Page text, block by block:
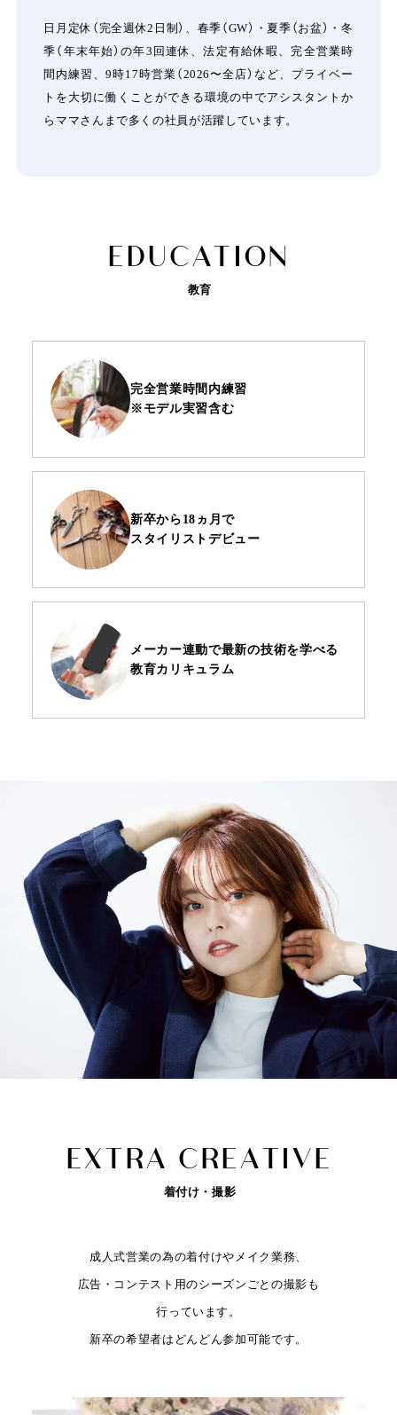
日月定休（完全週休2日制）、春季（GW）・夏季（お盆）・冬
季（年末年始）の年3回連休、法定有給休暇、完全営業時
間内練習、9時17時営業（2026〜全店）など、プライベー
トを大切に働くことができる環境の中でアシスタントか
らママさんまで多くの社員が活躍しています。
EDUCATION
教育
完全営業時間内練習
※モデル実習含む
新卒から18ヵ月で
スタイリストデビュー
メーカー連動で最新の技術を学べる
教育カリキュラム
EXTRA CREATIVE
着付け・撮影
成人式営業の為の着付けやメイク業務、
広告・コンテスト用のシーズンごとの撮影も
行っています。
新卒の希望者はどんどん参加可能です。